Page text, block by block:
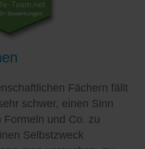
Fächern fällt
schwer, einen Sinn
Formeln und Co. zu
Selbstzweck